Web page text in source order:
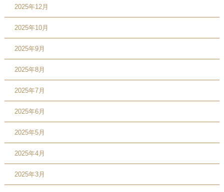
2025年12月
2025年10月
2025年9月
2025年8月
2025年7月
2025年6月
2025年5月
2025年4月
2025年3月